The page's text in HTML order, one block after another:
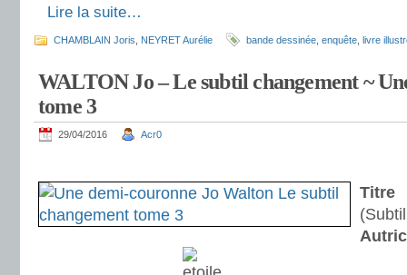
Lire la suite…
CHAMBLAIN Joris NEYRET Aurélie bande dessinée enquête livre
WALTON Jo – Le subtil changement ~
tome 3
29/04/2016 Acr0
Titre